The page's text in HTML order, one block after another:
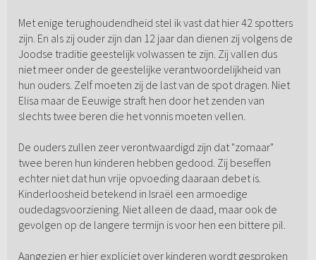
Met enige terughoudendheid stel ik vast dat hier 42 spotters
zijn. En als zij ouder zijn dan 12 jaar dan dienen zij volgens de
Joodse traditie geestelijk volwassen te zijn. Zij vallen dus
niet meer onder de geestelijke verantwoordelijkheid van
hun ouders. Zelf moeten zij de last van de spot dragen. Niet
Elisa maar de Eeuwige straft hen door het zenden van
slechts twee beren die het vonnis moeten vellen.
De ouders zullen zeer verontwaardigd zijn dat "zomaar"
twee beren hun kinderen hebben gedood. Zij beseffen
echter niet dat hun vrije opvoeding daaraan debet is.
Kinderloosheid betekend in Israël een armoedige
oudedagsvoorziening. Niet alleen de daad, maar ook de
gevolgen op de langere termijn is voor hen een bittere pil.
Aangezien er hier expliciet over kinderen wordt gesproken